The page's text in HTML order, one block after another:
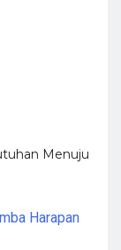
Menuju